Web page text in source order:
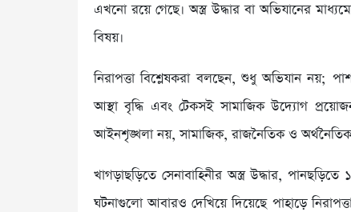
এখনো রয়ে গেছে। অস্ত্র উদ্ধার বা অভিযানের
বিষয়।
নিরাপত্তা বিশ্লেষকরা বলছেন, শুধু অভিযান নয়;
আস্থা বৃদ্ধি এবং টেকসই সামাজিক উদ্যোগ
আইনশৃঙ্খলা নয়, সামাজিক, রাজনৈতিক ও অর্থনৈতিক
খাগড়াছড়িতে সেনাবাহিনীর অস্ত্র উদ্ধার,
ঘটনাগুলো আবারও দেখিয়ে দিয়েছে পাহাড়ে